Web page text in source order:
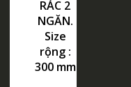
RÁC 2
NGĂN.
Size
rộng :
300 mm